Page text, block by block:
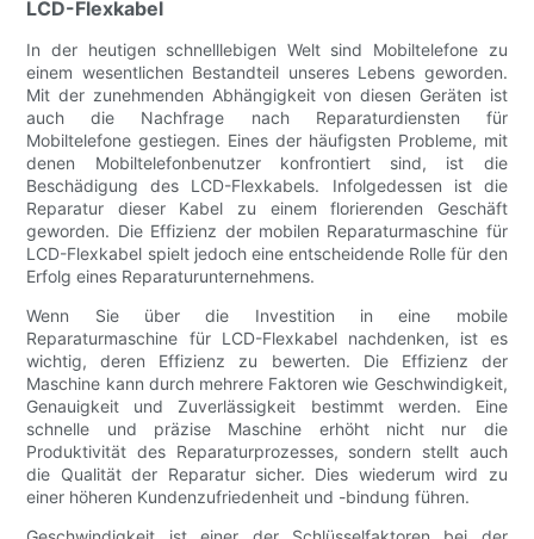
LCD-Flexkabel
In der heutigen schnelllebigen Welt sind Mobiltelefone zu
einem wesentlichen Bestandteil unseres Lebens geworden.
Mit der zunehmenden Abhängigkeit von diesen Geräten ist
auch die Nachfrage nach Reparaturdiensten für
Mobiltelefone gestiegen. Eines der häufigsten Probleme, mit
denen Mobiltelefonbenutzer konfrontiert sind, ist die
Beschädigung des LCD-Flexkabels. Infolgedessen ist die
Reparatur dieser Kabel zu einem florierenden Geschäft
geworden. Die Effizienz der mobilen Reparaturmaschine für
LCD-Flexkabel spielt jedoch eine entscheidende Rolle für den
Erfolg eines Reparaturunternehmens.
Wenn Sie über die Investition in eine mobile
Reparaturmaschine für LCD-Flexkabel nachdenken, ist es
wichtig, deren Effizienz zu bewerten. Die Effizienz der
Maschine kann durch mehrere Faktoren wie Geschwindigkeit,
Genauigkeit und Zuverlässigkeit bestimmt werden. Eine
schnelle und präzise Maschine erhöht nicht nur die
Produktivität des Reparaturprozesses, sondern stellt auch
die Qualität der Reparatur sicher. Dies wiederum wird zu
einer höheren Kundenzufriedenheit und -bindung führen.